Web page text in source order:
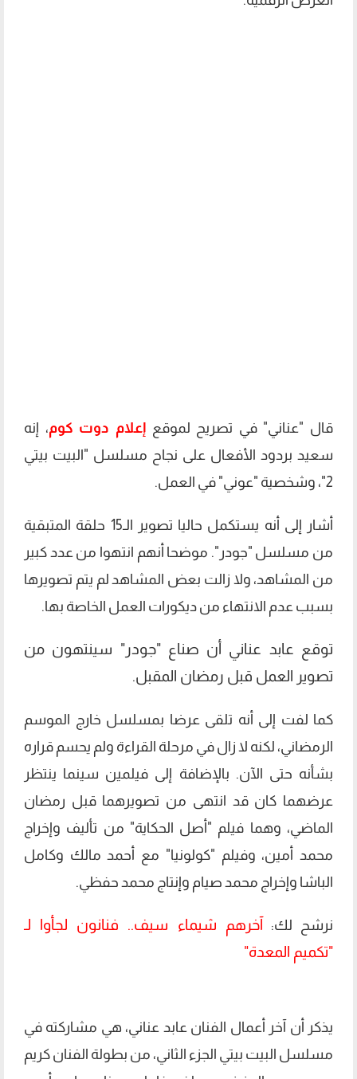
قال "عناني" في تصريح لموقع إعلام دوت كوم، إنه
سعيد بردود الأفعال على نجاح مسلسل "البيت بيتي
2"، وشخصية "عوني" في العمل.
أشار إلى أنه يستكمل حاليا تصوير الـ15 حلقة المتبقية
من مسلسل "جودر". موضحا أنهم انتهوا من عدد كبير
من المشاهد، ولا زالت بعض المشاهد لم يتم تصويرها
بسبب عدم الانتهاء من ديكورات العمل الخاصة بها.
توقع عابد عناني أن صناع "جودر" سينتهون من
تصوير العمل قبل رمضان المقبل.
كما لفت إلى أنه تلقى عرضا بمسلسل خارج الموسم
الرمضاني، لكنه لا زال في مرحلة القراءة ولم يحسم قراره
بشأنه حتى الآن. بالإضافة إلى فيلمين سينما ينتظر
عرضهما كان قد انتهى من تصويرهما قبل رمضان
الماضي، وهما فيلم "أصل الحكاية" من تأليف وإخراج
محمد أمين، وفيلم "كولونيا" مع أحمد مالك وكامل
الباشا وإخراج محمد صيام وإنتاج محمد حفظي.
نرشح لك:
آخرهم شيماء سيف.. فنانون لجأوا لـ
"تكميم المعدة"
يذكر أن آخر أعمال الفنان عابد عناني، هي مشاركته في
مسلسل البيت بيتي الجزء الثاني، من بطولة الفنان كريم